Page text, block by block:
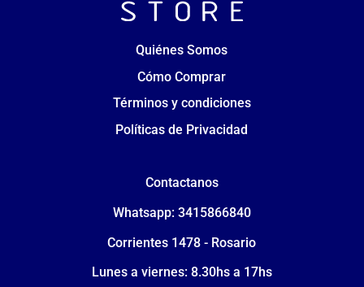
Quiénes Somos
Cómo Comprar
Términos y condiciones
Políticas de Privacidad
Contactanos
Whatsapp: 3415866840
Corrientes 1478 - Rosario
Lunes a viernes: 8.30hs a 17hs